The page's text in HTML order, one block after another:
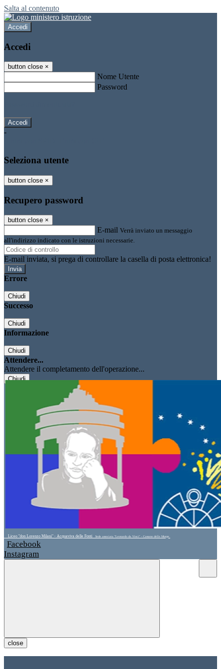
Salta al contenuto
Accedi
Accedi
button close ×
Nome Utente
Password
-
Seleziona utente
button close ×
Recupero password
button close ×
E-mail Verrà inviato un messaggio
all'indirizzo indicato con le istruzioni necessarie.
E-mail inviata, si prega di controllare la casella di posta elettronica!
Errore
Chiudi
Successo
Chiudi
Informazione
Chiudi
Attendere...
Attendere il completamento dell'operazione...
Chiudi
Liceo "don Lorenzo Milani" - Acquaviva delle Fonti Sede associata "Leonardo da Vinci" - Cassano delle Murge
Facebook
Instagram
close